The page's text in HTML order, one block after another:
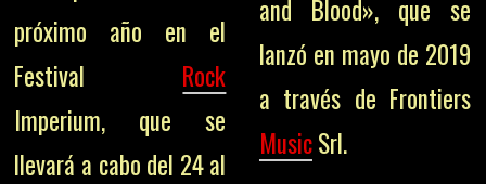
próximo año en el
Festival Rock
Imperium, que se
llevará a cabo del 24 al
and Blood», que se
lanzó en mayo de 2019
a través de Frontiers
MusicSrl.